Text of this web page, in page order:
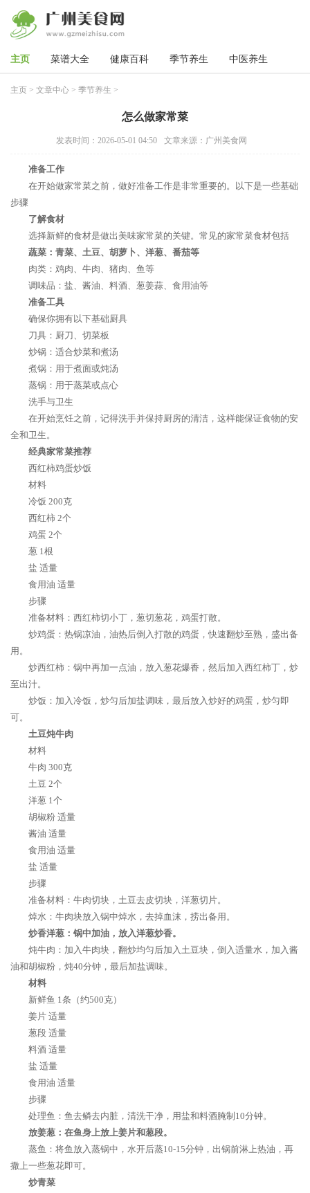
主页 菜谱大全 健康百科 季节养生 中医养生
主页 > 文章中心 > 季节养生 >
怎么做家常菜
发表时间：2026-05-01 04:50 文章来源：广州美食网
准备工作
在开始做家常菜之前，做好准备工作是非常重要的。以下是一些基础
步骤
了解食材
选择新鲜的食材是做出美味家常菜的关键。常见的家常菜食材包括
蔬菜：青菜、土豆、胡萝卜、洋葱、番茄等
肉类：鸡肉、牛肉、猪肉、鱼等
调味品：盐、酱油、料酒、葱姜蒜、食用油等
准备工具
确保你拥有以下基础厨具
刀具：厨刀、切菜板
炒锅：适合炒菜和煮汤
煮锅：用于煮面或炖汤
蒸锅：用于蒸菜或点心
洗手与卫生
在开始烹饪之前，记得洗手并保持厨房的清洁，这样能保证食物的安
全和卫生。
经典家常菜推荐
西红柿鸡蛋炒饭
材料
冷饭 200克
西红柿 2个
鸡蛋 2个
葱 1根
盐 适量
食用油 适量
步骤
准备材料：西红柿切小丁，葱切葱花，鸡蛋打散。
炒鸡蛋：热锅凉油，油热后倒入打散的鸡蛋，快速翻炒至熟，盛出备
用。
炒西红柿：锅中再加一点油，放入葱花爆香，然后加入西红柿丁，炒
至出汁。
炒饭：加入冷饭，炒匀后加盐调味，最后放入炒好的鸡蛋，炒匀即
可。
土豆炖牛肉
材料
牛肉 300克
土豆 2个
洋葱 1个
胡椒粉 适量
酱油 适量
食用油 适量
盐 适量
步骤
准备材料：牛肉切块，土豆去皮切块，洋葱切片。
焯水：牛肉块放入锅中焯水，去掉血沫，捞出备用。
炒香洋葱：锅中加油，放入洋葱炒香。
炖牛肉：加入牛肉块，翻炒均匀后加入土豆块，倒入适量水，加入酱
油和胡椒粉，炖40分钟，最后加盐调味。
材料
新鲜鱼 1条（约500克）
姜片 适量
葱段 适量
料酒 适量
盐 适量
食用油 适量
步骤
处理鱼：鱼去鳞去内脏，清洗干净，用盐和料酒腌制10分钟。
放姜葱：在鱼身上放上姜片和葱段。
蒸鱼：将鱼放入蒸锅中，水开后蒸10-15分钟，出锅前淋上热油，再
撒上一些葱花即可。
炒青菜